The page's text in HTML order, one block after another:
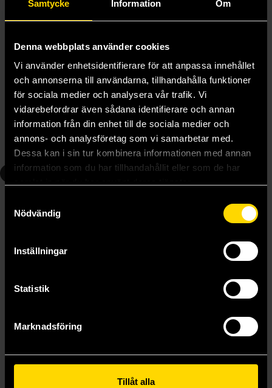
Samtycke Information Om
Denna webbplats använder cookies
Vi använder enhetsidentifierare för att anpassa innehållet
och annonserna till användarna, tillhandahålla funktioner
för sociala medier och analysera vår trafik. Vi
vidarebefordrar även sådana identifierare och annan
information från din enhet till de sociala medier och
annons- och analysföretag som vi samarbetar med.
Dessa kan i sin tur kombinera informationen med annan
information som du har tillhandahållit eller som de har
Nödvändig
Inställningar
Statistik
Marknadsföring
Tillåt alla
Assassination Classroom Vol 1
Yusei Matsui
139 kr
Beställ
Yusei Matsui
139 kr
Beställ
Assassination Classroom Vol 3
4
Assassination Classroom Vol 4
Yusei Matsui